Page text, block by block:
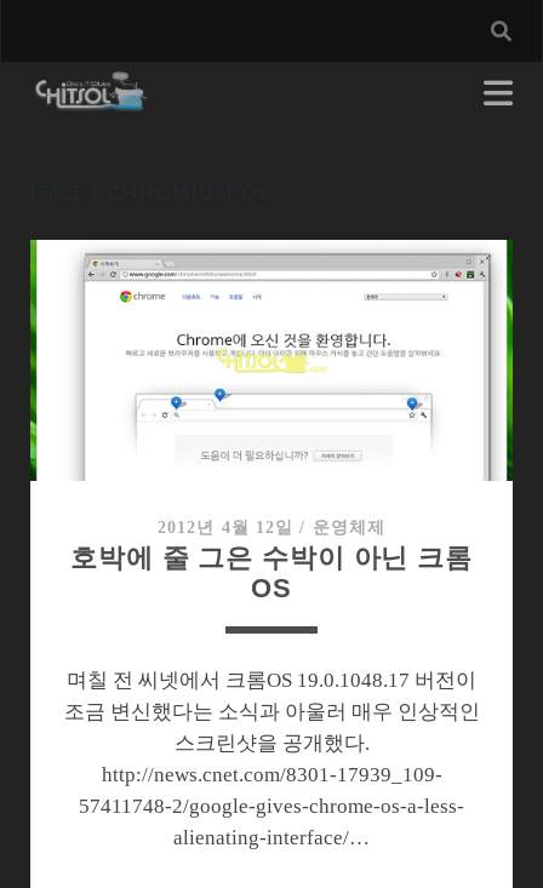
2012년 4월 12일 / 운영체제
호박에 줄 그은 수박이 아닌 크롬
OS
며칠 전 씨넷에서 크롬OS 19.0.1048.17 버전이
조금 변신했다는 소식과 아울러 매우 인상적인
스크린샷을 공개했다.
http://news.cnet.com/8301-17939_109-
57411748-2/google-gives-chrome-os-a-less-
alienating-interface/…